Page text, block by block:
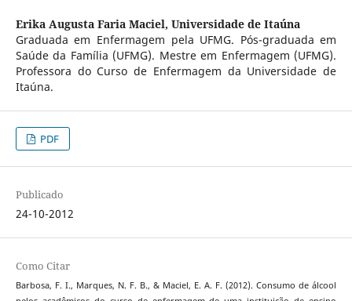
Erika Augusta Faria Maciel, Universidade de Itaúna
Graduada em Enfermagem pela UFMG. Pós-graduada em
Saúde da Família (UFMG). Mestre em Enfermagem (UFMG).
Professora do Curso de Enfermagem da Universidade de
Itaúna.
PDF
Publicado
24-10-2012
Como Citar
Barbosa, F. I., Marques, N. F. B., & Maciel, E. A. F. (2012). Consumo de álcool